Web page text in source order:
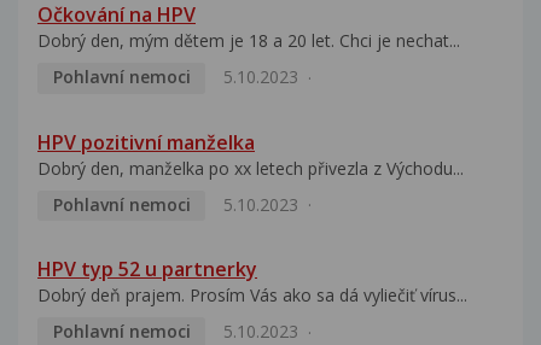
Očkování na HPV
Dobrý den, mým dětem je 18 a 20 let. Chci je nechat...
Pohlavní nemoci
5.10.2023
HPV pozitivní manželka
Dobrý den, manželka po xx letech přivezla z Východu...
Pohlavní nemoci
5.10.2023
HPV typ 52 u partnerky
Dobrý deň prajem. Prosím Vás ako sa dá vyliečiť vírus...
Pohlavní nemoci
5.10.2023